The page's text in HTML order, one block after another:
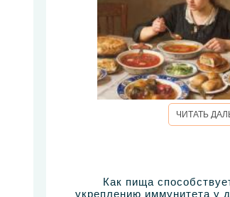
ЧИТАТЬ
Как пища
укреплению иммунитета у